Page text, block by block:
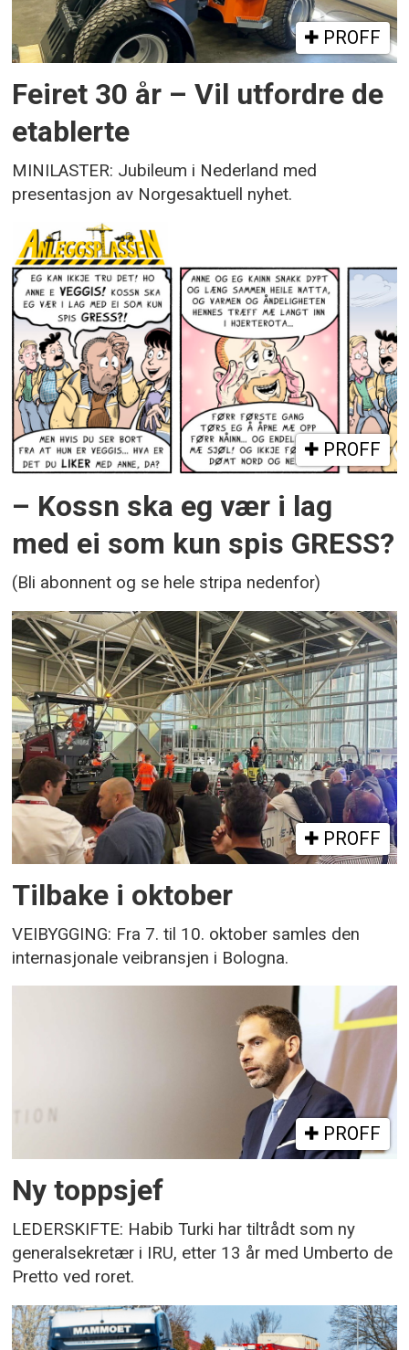
PROFF
Feiret 30 år – Vil utfordre de
etablerte
MINILASTER: Jubileum i Nederland med
presentasjon av Norgesaktuell nyhet.
PROFF
– Kossn ska eg vær i lag
med ei som kun spis GRESS?
(Bli abonnent og se hele stripa nedenfor)
PROFF
Tilbake i oktober
VEIBYGGING: Fra 7. til 10. oktober samles den
internasjonale veibransjen i Bologna.
PROFF
Ny toppsjef
LEDERSKIFTE: Habib Turki har tiltrådt som ny
generalsekretær i IRU, etter 13 år med Umberto de
Pretto ved roret.